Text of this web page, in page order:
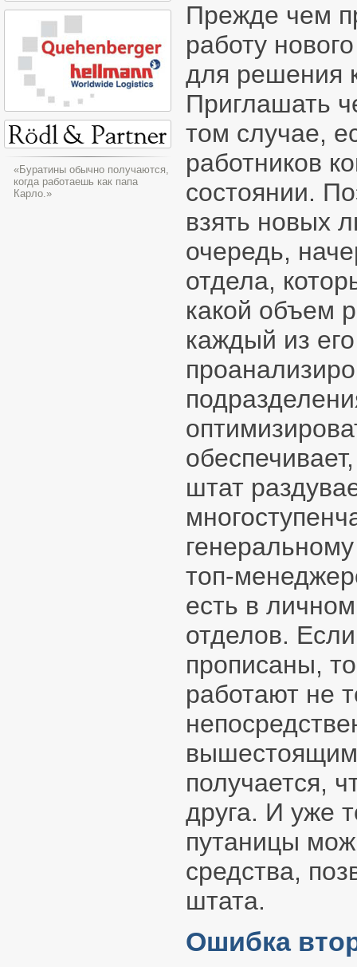
«Буратины обычно получаются,
когда работаешь как папа
Карло.»
Прежде чем
работу
для решения
Приглашать
том случае,
работников
состоянии.
взять новых
очередь,
отдела,
какой объем
каждый из
штат
топ-
есть в
отделов.
прописаны,
работают не
получается,
друга. И уже
путаницы
средства,
штата.
Ошибка